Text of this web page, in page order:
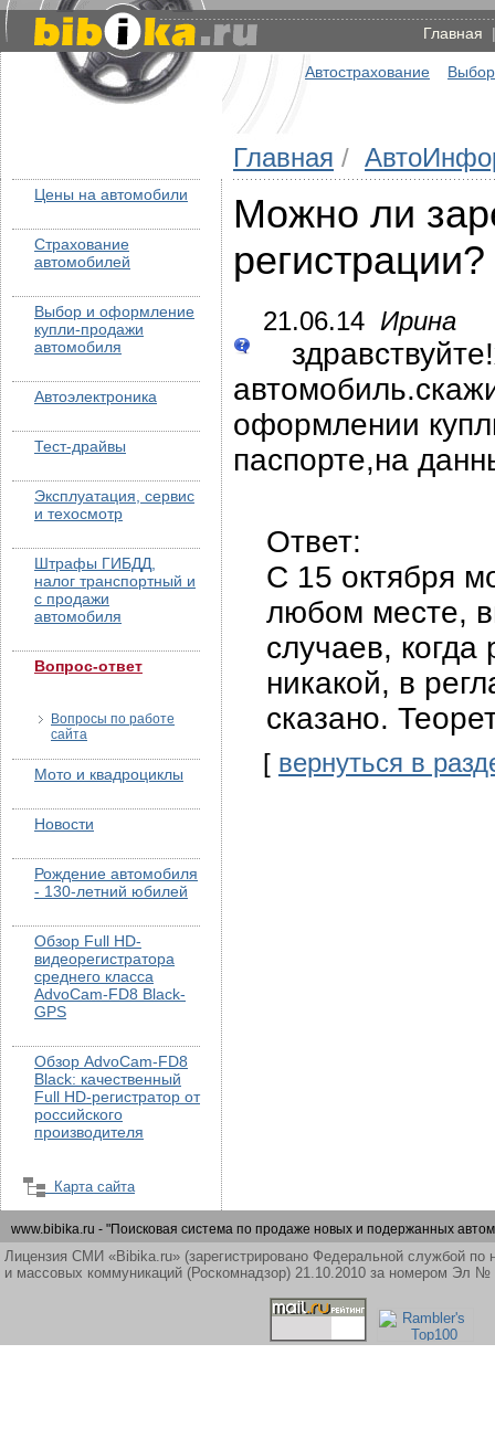
Главная
Автострахование
Главная /
Цены на автомобили
Страхование
автомобилей
Выбор и оформление
купли-продажи
автомобиля
Автоэлектроника
Тест-драйвы
Эксплуатация, сервис
и техосмотр
Штрафы ГИБДД,
налог транспортный и
с продажи
автомобиля
Вопрос-ответ
Вопросы по работе
сайта
Мото и квадроциклы
Новости
Рождение автомобиля
- 130-летний юбилей
Обзор Full HD-
видеорегистратора
среднего класса
AdvoCam-FD8 Black-
GPS
Обзор AdvoCam-FD8
Black: качественный
Full HD-регистратор от
российского
производителя
Карта сайта
Можно ли
регистрации?
21.06.14 Ирина
оформлении
паспорте,на
Ответ:
C 15 октября
любом месте,
случаев,
никакой, в
сказано.
[ вернуться в
www.bibika.ru - "Поисковая система по продаже новых и подержанных
Лицензия СМИ «Bibika.ru» (зарегистрировано Федеральной службой
и массовых коммуникаций (Роскомнадзор) 21.10.2010 за номером Эл